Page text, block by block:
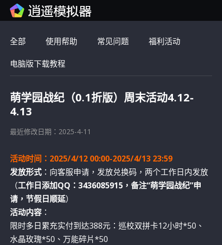
全部 使用帮助 常见问题 福利活动
电脑版下载教程
萌学园战纪（0.1折版）周末活动4.12-
4.13
最近修改日期：2025-4-11
活动时间：2025/4/12 00:00-2025/4/13 23:59
发放形式 ：向客服申请，发放兑换码，两个工作日内发放
（工作日添加QQ：3436085915，备注“萌学园战纪”申
请，节假日顺延）
活动内容 ：
限时多日累充实付到达388元：巡校双拼卡12小时*50、
水晶玫瑰*50、万能碎片*50